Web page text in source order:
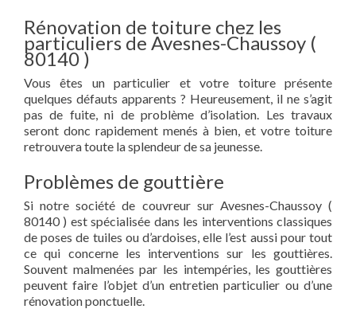
Rénovation de toiture chez les
particuliers de Avesnes-Chaussoy (
80140 )
Vous êtes un particulier et votre toiture présente
quelques défauts apparents ? Heureusement, il ne s’agit
pas de fuite, ni de problème d’isolation. Les travaux
seront donc rapidement menés à bien, et votre toiture
retrouvera toute la splendeur de sa jeunesse.
Problèmes de gouttière
Si notre société de couvreur sur Avesnes-Chaussoy (
80140 ) est spécialisée dans les interventions classiques
de poses de tuiles ou d’ardoises, elle l’est aussi pour tout
ce qui concerne les interventions sur les gouttières.
Souvent malmenées par les intempéries, les gouttières
peuvent faire l’objet d’un entretien particulier ou d’une
rénovation ponctuelle.